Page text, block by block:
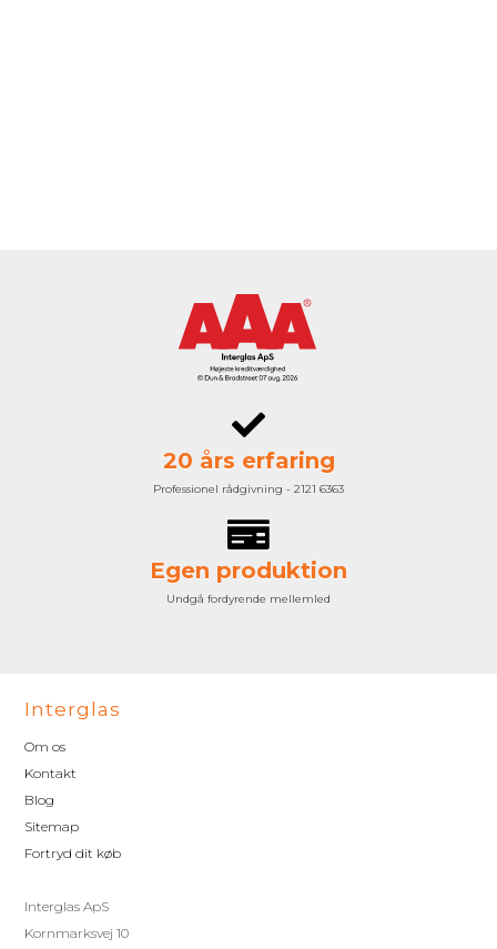
20 års erfaring
Professionel rådgivning - 2121 6363
Egen produktion
Undgå fordyrende mellemled
Interglas
Om os
Kontakt
Blog
Sitemap
Fortryd dit køb
Interglas ApS
Kornmarksvej 10